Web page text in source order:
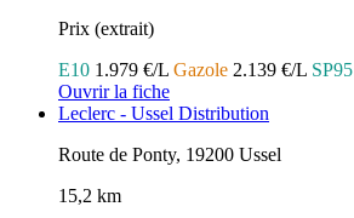
Prix (extrait)
E10 1.979 €/L Gazole 2.139 €/L SP95
Ouvrir la fiche
Leclerc - Ussel Distribution
Route de Ponty, 19200 Ussel
15,2 km